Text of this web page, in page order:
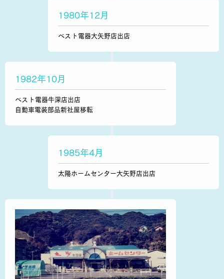
1980年12月
ベスト電器大矢野店出店
1982年10月
ベスト電器牛深店出店
自動車電装部品新社屋移転
1985年4月
太陽ホームセンター大矢野店出店